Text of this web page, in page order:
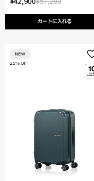
カートに入れる
25% OFF
NEW